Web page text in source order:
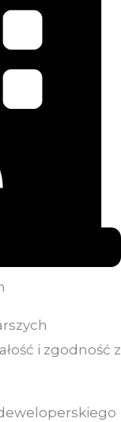
i zgodność z